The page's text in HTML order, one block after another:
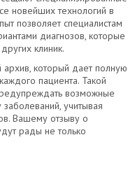
новейших технологий в
позволяет специалистам
диагнозов, которые
клиник.
который дает полную
пациента. Такой
возможные
учитывая
Вашему отзыву о
рады не только